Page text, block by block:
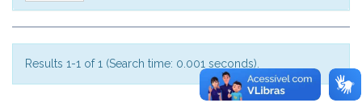
Results 1-1 of 1 (Search time: 0.001 seconds).